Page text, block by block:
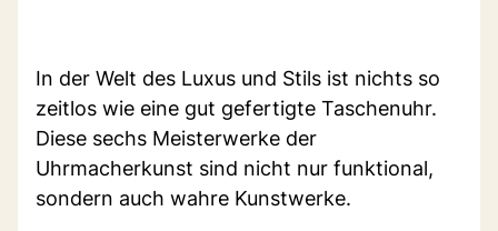
In der Welt des Luxus und Stils ist nichts so
zeitlos wie eine gut gefertigte Taschenuhr.
Diese sechs Meisterwerke der
Uhrmacherkunst sind nicht nur funktional,
sondern auch wahre Kunstwerke.